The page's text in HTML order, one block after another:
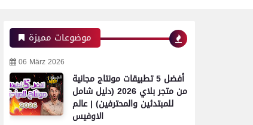
موضوعات مميزة
06 März 2026
أفضل 5 تطبيقات مونتاج مجانية
من متجر بلاي 2026 (دليل شامل
للمبتدئين والمحترفين) | عالم
الاوفيس